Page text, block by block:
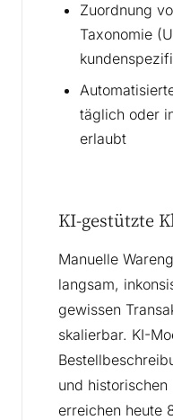
Zuordnung
Taxonomie
täglich oder
erlaubt
KI-gestützte
Manuelle
langsam,
gewissen
skalierbar. KI-
und historischen
erreichen heute